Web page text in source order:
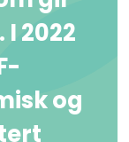
2022
og